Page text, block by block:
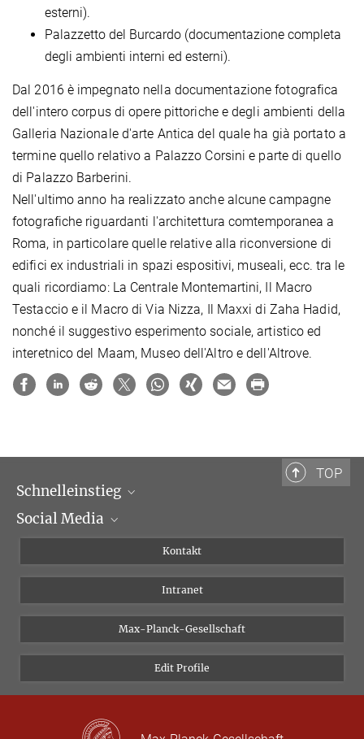
esterni).
Palazzetto del Burcardo (documentazione completa
degli ambienti interni ed esterni).
Dal 2016 è impegnato nella documentazione fotografica
dell'intero corpus di opere pittoriche e degli ambienti della
Galleria Nazionale d'arte Antica del quale ha già portato a
termine quello relativo a Palazzo Corsini e parte di quello
di Palazzo Barberini.
Nell'ultimo anno ha realizzato anche alcune campagne
fotografiche riguardanti l'architettura comtemporanea a
Roma, in particolare quelle relative alla riconversione di
edifici ex industriali in spazi espositivi, museali, ecc. tra le
quali ricordiamo: La Centrale Montemartini, Il Macro
Testaccio e il Macro di Via Nizza, Il Maxxi di Zaha Hadid,
nonché il suggestivo esperimento sociale, artistico ed
interetnico del Maam, Museo dell'Altro e dell'Altrove.
TOP
Schnelleinstieg
Wissenschaftliche Abteilungen
Social Media
Instagram
Bluesky
Vimeo
Newsletter
Kontakt
Intranet
Max-Planck-Gesellschaft
Edit Profile